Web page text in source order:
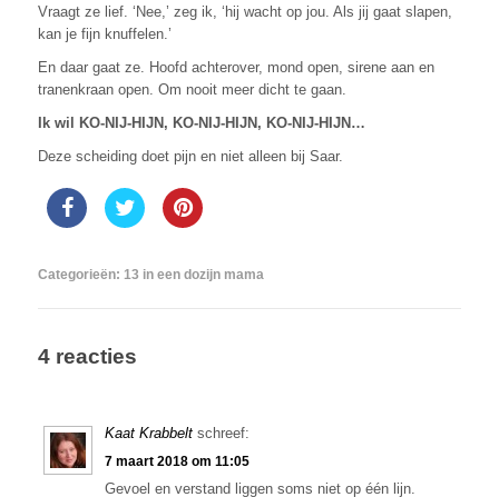
Vraagt ze lief. ‘Nee,’ zeg ik, ‘hij wacht op jou. Als jij gaat slapen,
kan je fijn knuffelen.’
En daar gaat ze. Hoofd achterover, mond open, sirene aan en
tranenkraan open. Om nooit meer dicht te gaan.
Ik wil KO-NIJ-HIJN, KO-NIJ-HIJN, KO-NIJ-HIJN…
Deze scheiding doet pijn en niet alleen bij Saar.
Categorieën: 13 in een dozijn mama
4 reacties
Kaat Krabbelt schreef:
7 maart 2018 om 11:05
Gevoel en verstand liggen soms niet op één lijn.